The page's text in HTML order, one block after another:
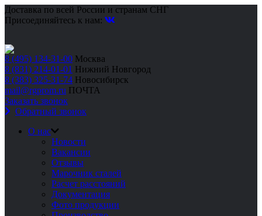
Доставка по всей России и странам СНГ
Присоединяйтесь к нам:
8 (495) 134-31-00 Москва
8 (831) 214-01-01 Нижний Новгород
8 (383) 325-31-74 Новосибирск
mail@rgprom.ru ПОЧТА
Заказать звонок
Обратный звонок
О нас
Новости
Вакансии
Отзывы
Марочник сталей
Расчет расстояний
Документация
Фото продукции